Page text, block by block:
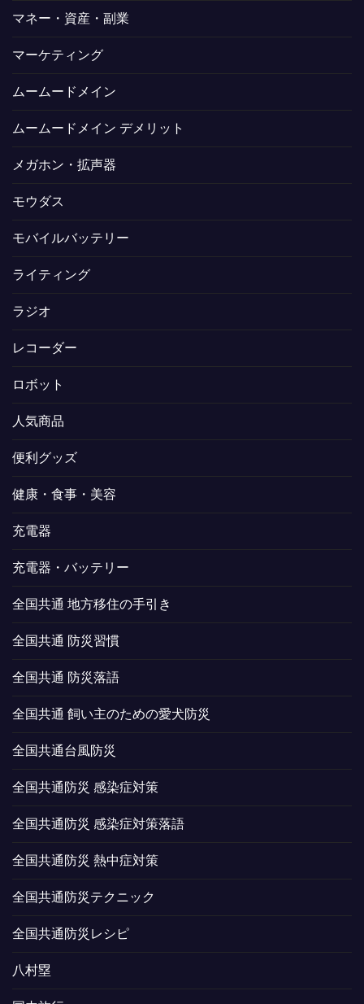
マネー・資産・副業
マーケティング
ムームードメイン
ムームードメイン デメリット
メガホン・拡声器
モウダス
モバイルバッテリー
ライティング
ラジオ
レコーダー
ロボット
人気商品
便利グッズ
健康・食事・美容
充電器
充電器・バッテリー
全国共通 地方移住の手引き
全国共通 防災習慣
全国共通 防災落語
全国共通 飼い主のための愛犬防災
全国共通台風防災
全国共通防災 感染症対策
全国共通防災 感染症対策落語
全国共通防災 熱中症対策
全国共通防災テクニック
全国共通防災レシピ
八村塁